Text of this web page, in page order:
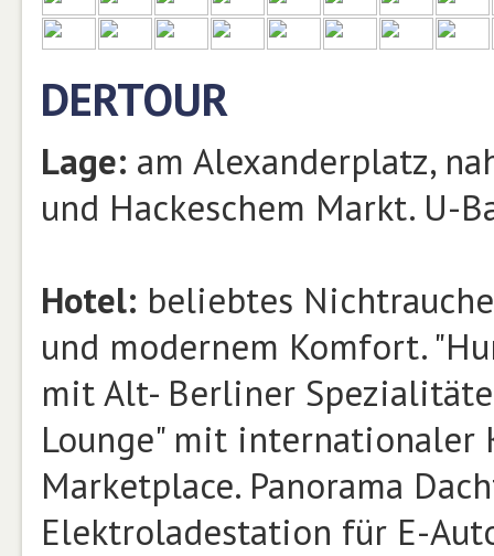
DERTOUR
Lage: am Alexanderplatz,
und Hackeschem Markt. U-
Hotel: beliebtes
und modernem Komfort.
mit Alt- Berliner
Lounge" mit internationaler
Marketplace. Panorama
Elektroladestation für E-